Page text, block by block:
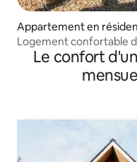
Appartement en
Logement confortable
Le confort